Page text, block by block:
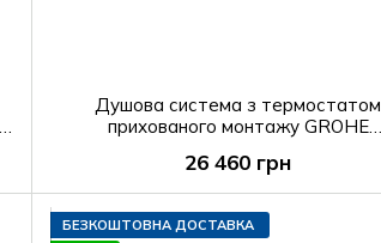
Душова система з термостатом
прихованого монтажу GROHE
26 460 грн
БЕЗКОШТОВНА ДОСТАВКА